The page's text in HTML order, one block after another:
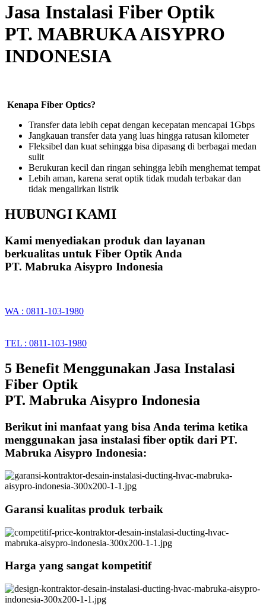
Jasa Instalasi Fiber Optik
PT. MABRUKA AISYPRO
INDONESIA
Kenapa Fiber Optics?
Transfer data lebih cepat dengan kecepatan mencapai 1Gbps
Jangkauan transfer data yang luas hingga ratusan kilometer
Fleksibel dan kuat sehingga bisa dipasang di berbagai medan
sulit
Berukuran kecil dan ringan sehingga lebih menghemat tempat
Lebih aman, karena serat optik tidak mudah terbakar dan
tidak mengalirkan listrik
HUBUNGI KAMI
Kami menyediakan produk dan layanan
berkualitas untuk Fiber Optik Anda
PT. Mabruka Aisypro Indonesia
WA : 0811-103-1980
TEL : 0811-103-1980
5 Benefit Menggunakan Jasa Instalasi
Fiber Optik
PT. Mabruka Aisypro Indonesia
Berikut ini manfaat yang bisa Anda terima ketika
menggunakan jasa instalasi fiber optik dari PT.
Mabruka Aisypro Indonesia:
Garansi kualitas produk terbaik
Harga yang sangat kompetitif